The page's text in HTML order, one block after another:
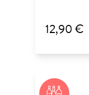
12,90 €